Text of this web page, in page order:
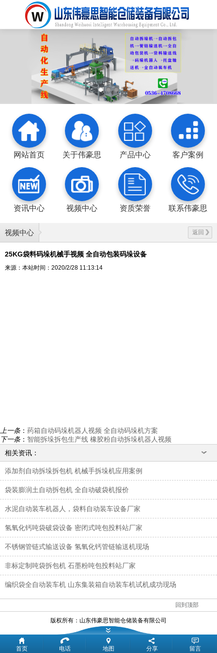
网站首页 关于伟豪思 产品中心 客户案例
资讯中心 视频中心 资质荣誉 联系伟豪思
视频中心 返回
25KG袋料码垛机械手视频 全自动包装码垛设备
来源：本站时间：2020/2/28 11:13:14
上一条： 药箱自动码垛机器人视频 全自动码垛机方案
下一条： 智能拆垛拆包生产线 橡胶粉自动拆垛机器人视频
相关资讯：
添加剂自动拆垛拆包机 机械手拆垛机应用案例
袋装膨润土自动拆包机 全自动破袋机报价
水泥自动装车机器人，袋料自动装车设备厂家
氢氧化钙吨袋破袋设备 密闭式吨包投料站厂家
不锈钢管链式输送设备 氢氧化钙管链输送机现场
非标定制吨袋拆包机 石墨粉吨包投料站厂家
编织袋全自动装车机 山东集装箱自动装车机试机成功现场
回到顶部
版权所有： 山东伟豪思智能仓储装备有限公司
首页 电话 地图 分享 留言